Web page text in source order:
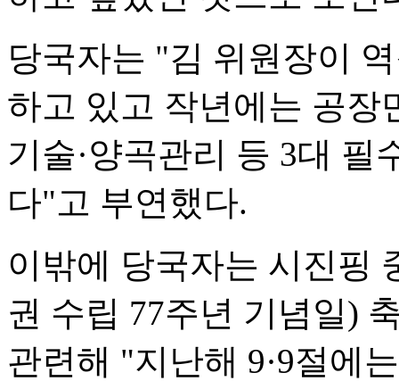
당국자는 "김 위원장이
하고 있고 작년에는 공장
기술·양곡관리 등 3대 필
다"고 부연했다.
이밖에 당국자는 시진핑
권 수립 77주년 기념일)
관련해 "지난해 9·9절에